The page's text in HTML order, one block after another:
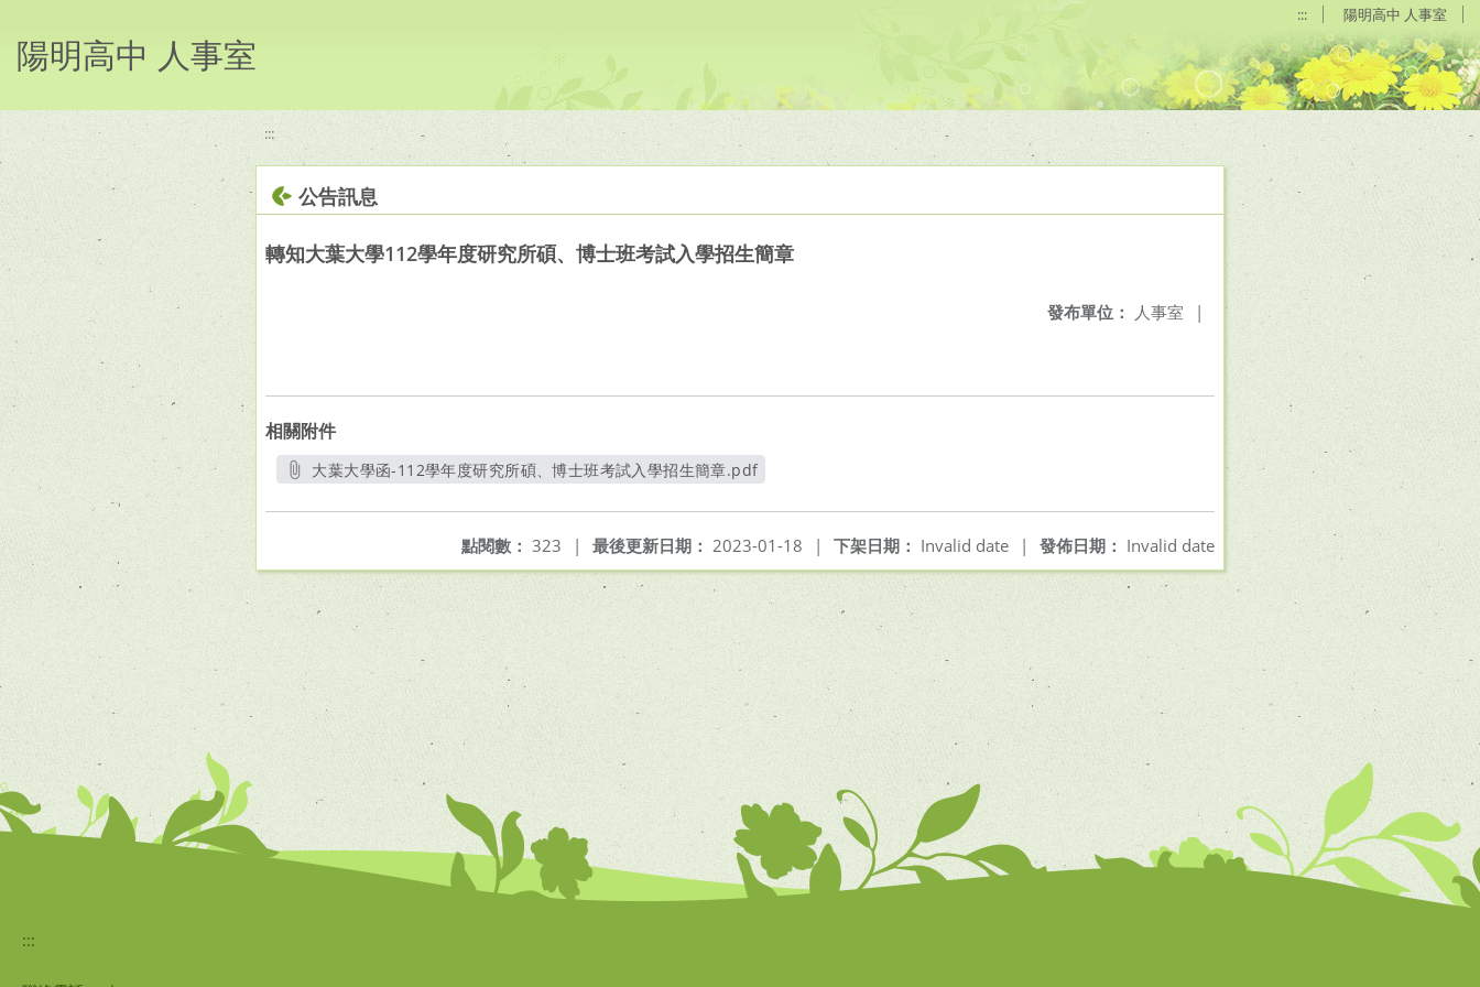
::: 陽明高中 人事室
陽明高中 人事室
:::
公告訊息
轉知大葉大學112學年度研究所碩、博士班考試入學招生簡章
發布單位： 人事室 |
相關附件
大葉大學函-112學年度研究所碩、博士班考試入學招生簡章.pdf
發佈日期： Invalid date
下架日期： Invalid date |
最後更新日期： 2023-01-18 |
點閱數： 323 |
:::